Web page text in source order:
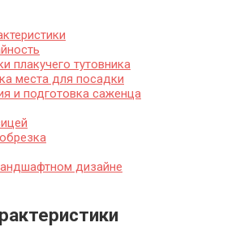
плакучего тутовника
места для посадки
и подготовка саженца
дизайне